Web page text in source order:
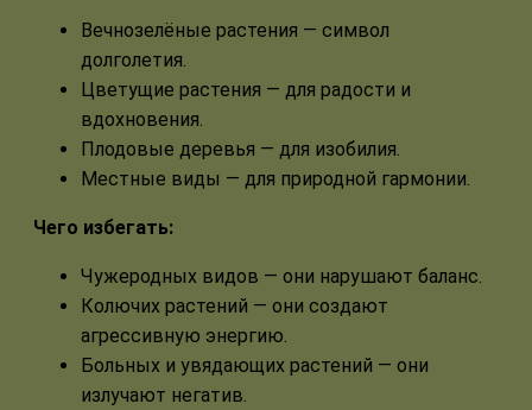
Вечнозелёные растения — символ
долголетия.
Цветущие растения — для радости и
вдохновения.
Плодовые деревья — для изобилия.
Местные виды — для природной гармонии.
Чего избегать:
Чужеродных видов — они нарушают баланс.
Колючих растений — они создают
агрессивную энергию.
Больных и увядающих растений — они
излучают негатив.